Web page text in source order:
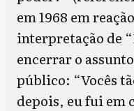
em 1968 em
interpretação de
encerrar o
público: “Vocês
depois, eu fui em